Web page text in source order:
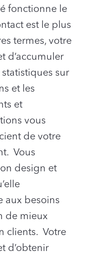
fonctionne le
est le plus
termes, votre
d’accumuler
sur
et les
et
vous
de votre
Vous
design et
aux besoins
de mieux
clients. Votre
d’obtenir